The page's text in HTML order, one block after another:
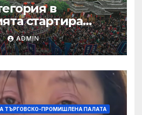
в
стартира
космическа
енергия
ADMIN
ТЪРГОВСКО-ПРОМИШЛЕНА ПАЛАТА